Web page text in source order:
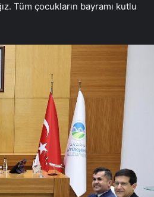
Tüm çocukların bayramı kutlu